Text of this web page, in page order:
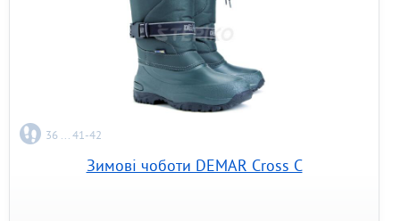
36 ... 41-42
Зимові чоботи DEMAR Cross C